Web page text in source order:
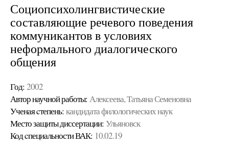
Социопсихолингвистические
составляющие речевого поведения
коммуникантов в условиях
неформального диалогического
общения
Год: 2002
Автор научной работы: Алексеева, Татьяна Семеновна
Ученая cтепень: кандидата филологических наук
Место защиты диссертации: Ульяновск
Код cпециальности ВАК: 10.02.19